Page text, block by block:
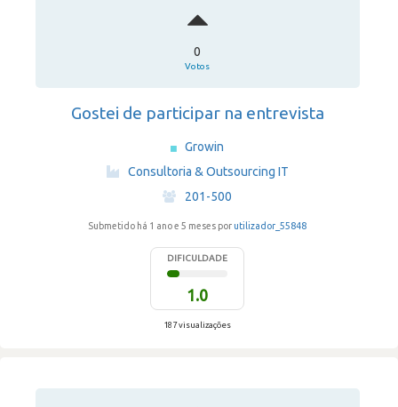
0
Votos
Gostei de participar na entrevista
Growin
·
Consultoria & Outsourcing IT
·
201-500
Submetido há 1 ano e 5 meses por utilizador_55848
DIFICULDADE
1.0
187 visualizações